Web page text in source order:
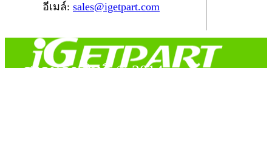
อีเมล์: sales@igetpart.com
สงวนลิขสิทธิ์ © 2014